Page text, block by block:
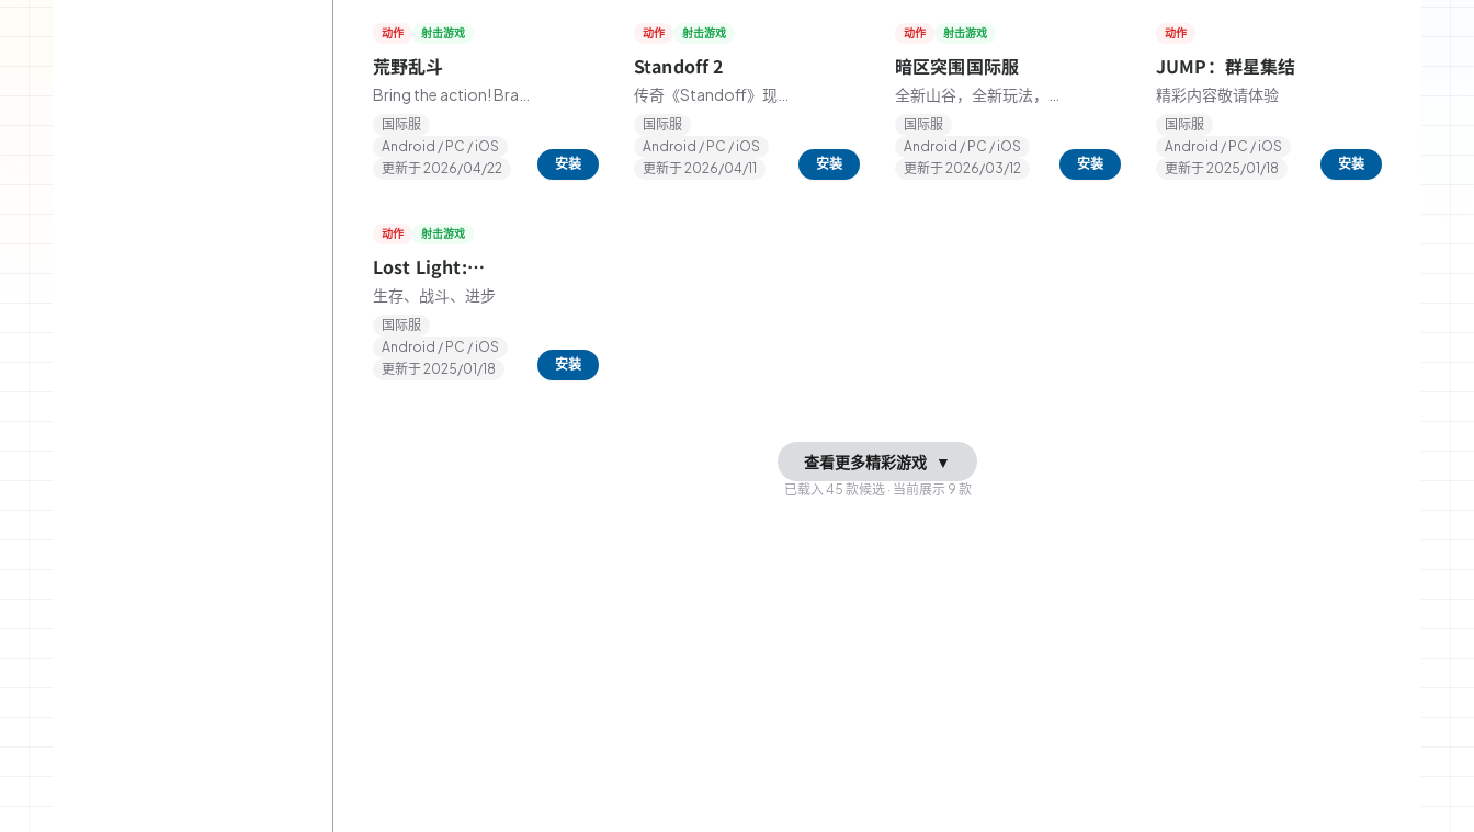
动作 射击游戏
荒野乱斗
Bring the action! Brawl
for the glory in
multiplayer battle
royale games.
国际服
Android / PC / iOS
更新于2026/04/22 安装
动作 射击游戏
Standoff 2
传奇《Standoff》现在
以充满动作的第一人称
射击游戏形式登场了!
国际服
Android / PC / iOS
更新于2026/04/11 安装
动作 射击游戏
暗区突围国际服
全新山谷，全新玩法，
体验战术自由！
国际服
Android / PC / iOS
更新于2026/03/12 安装
动作
JUMP：群星集结
精彩内容敬请体验
国际服
Android / PC / iOS
更新于2025/01/18 安装
动作 射击游戏
Lost Light:
Weapon Skin Treat
生存、战斗、进步
国际服
Android / PC / iOS
更新于2025/01/18 安装
查看更多精彩游戏 ▼
已载入45 款候选 · 当前展示 9 款